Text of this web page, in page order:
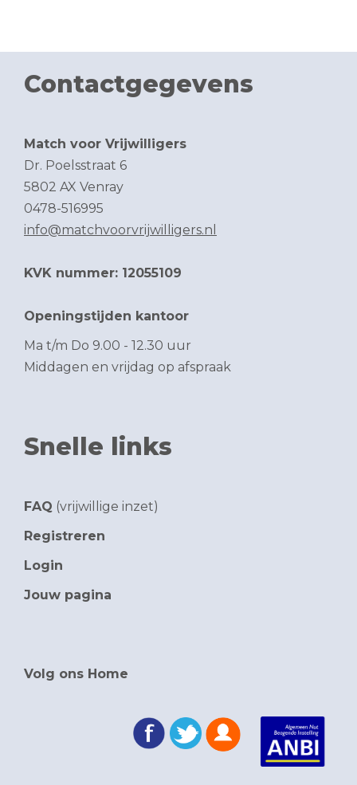
Contactgegevens
Match voor Vrijwilligers
Dr. Poelsstraat 6
5802 AX Venray
0478-516995
info@matchvoorvrijwilligers.nl
KVK nummer: 12055109
Openingstijden kantoor
Ma t/m Do 9.00 - 12.30 uur
Middagen en vrijdag op afspraak
Snelle links
FAQ (vrijwillige inzet)
Registreren
Login
Jouw pagina
Volg ons Home